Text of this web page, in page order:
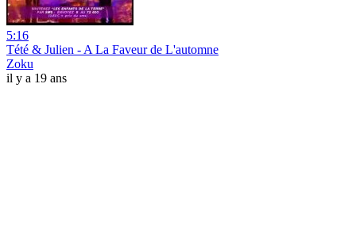
5:16
Tété & Julien - A La Faveur de L'automne
Zoku
il y a 19 ans